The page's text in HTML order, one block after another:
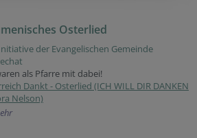
Osterlied
der Evangelischen Gemeinde
als Pfarre mit dabei!
Dankt - Osterlied (ICH WILL DIR DANKEN
Nelson)